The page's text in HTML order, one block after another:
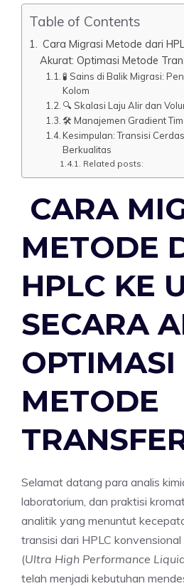
Table of Contents
Cara Migrasi Metode dari
Akurat: Optimasi Metode
🧪 Sains di Balik Migrasi:
Kolom
🔍 Skalasi Laju Alir dan
🛠️ Manajemen Gradient
Kesimpulan: Transisi
Berkualitas
Related posts:
CARA
METODE
HPLC KE
SECARA
OPTIMASI
METODE
Selamat datang para analis
laboratorium, dan praktisi
analitik yang menuntut
transisi dari HPLC
(Ultra High Performance
telah menjadi kebutuhan